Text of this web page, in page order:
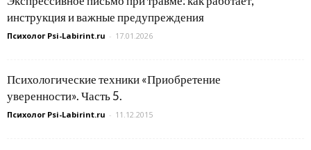
инструкция и важные предупреждения
Психолог Psi-Labirint.ru - 17.01.2026
Психологические техники «Приобретение
уверенности». Часть 5.
Психолог Psi-Labirint.ru - 11.12.2015